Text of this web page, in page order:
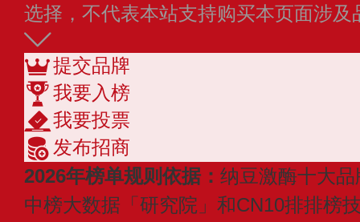
选择，不代表本站支持购买本页面涉及
提交品牌
我要入榜
我要投票
发布招商
2026年榜单规则依据： 纳豆激酶十大
中榜大数据「研究院」和CN10排排榜